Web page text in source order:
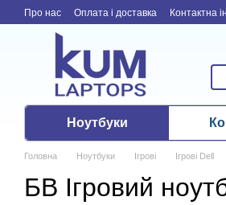
Перейти до основного контенту
Про нас Оплата і доставка Контактна
Ноутбуки
Головна Ноутбуки Ігрові Ігрові Dell
БВ Ігровий